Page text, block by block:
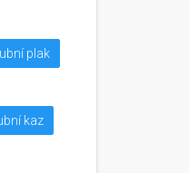
plak
kaz